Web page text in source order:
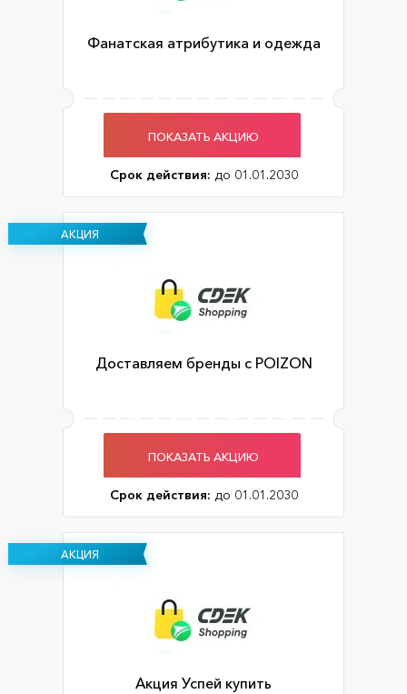
Фанатская атрибутика и одежда
ПОКАЗАТЬ АКЦИЮ
Срок действия: до 01.01.2030
АКЦИЯ
Доставляем бренды с POIZON
ПОКАЗАТЬ АКЦИЮ
Срок действия: до 01.01.2030
АКЦИЯ
Акция Успей купить